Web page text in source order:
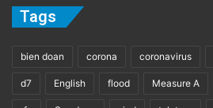
Tags
bien doan corona coronavirus
d7 English flood Measure A